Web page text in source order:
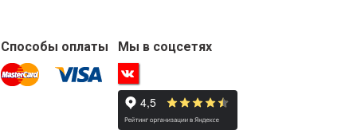
Способы оплаты Мы в соцсетях